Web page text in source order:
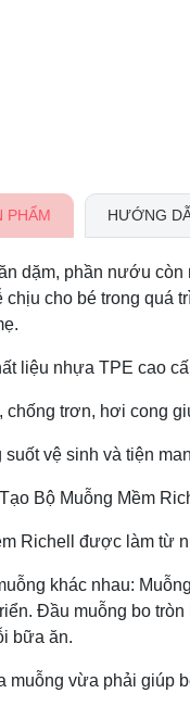
PHẨM HƯỚNG
dặm, phần nướu còn
cho bé trong quá
liệu nhựa TPE cao
chống trơn, hơi cong
suốt vệ sinh và tiện
Bộ Muỗng Mềm
Richell được làm từ
khác nhau:
Đầu muỗng bo
bữa ăn.
muỗng vừa phải giúp